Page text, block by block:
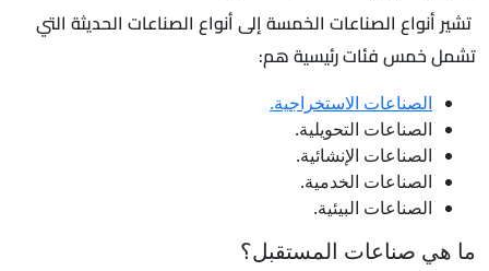
تشير أنواع الصناعات الخمسة إلى أنواع الصناعات الحديثة التي
تشمل خمس فئات رئيسية هم:
الصناعات الاستخراجية.
الصناعات التحويلية.
الصناعات الإنشائية.
الصناعات الخدمية.
الصناعات البيئية.
ما هي صناعات المستقبل؟